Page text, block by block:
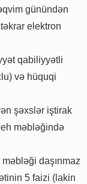
günündən
elektron
qabiliyyətli
və hüquqi
şəxslər iştirak
məbləğində
daşınmaz
5 faizi (lakin